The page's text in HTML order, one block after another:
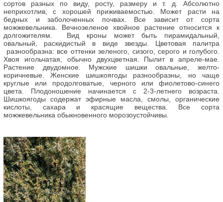
сортов разных по виду, росту, размеру и т. д. Абсолютно
неприхотлив, с хорошей приживаемостью. Может расти на
бедных и заболоченных почвах. Все зависит от сорта
можжевельника. Вечнозеленое хвойное растение относится к
долгожителям. Вид кроны может быть пирамидальный,
овальный, раскидистый в виде звезды. Цветовая палитра
разнообразна: все оттенки зеленого, сизого, серого и голубого.
Хвоя игольчатая, обычно двухцветная. Пылит в апреле-мае.
Растение двудомное. Мужские шишки овальные, желто-
коричневые. Женские шишкоягоды разнообразны, но чаще
круглые или продолговатые, черного или фиолетово-синего
цвета. Плодоношение начинается с 2-3-летнего возраста.
Шишкоягоды содержат эфирные масла, смолы, органические
кислоты, сахара и красящие вещества. Все сорта
можжевельника обыкновенного морозоустойчивы.